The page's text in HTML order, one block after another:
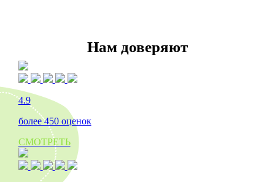
Нам доверяют
4.9
более 450 оценок
СМОТРЕТЬ